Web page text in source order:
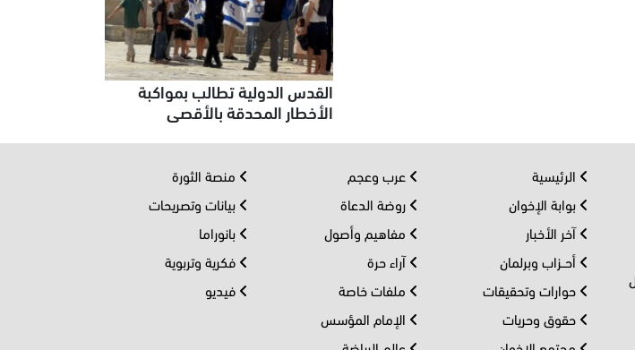
القدس الدولية تطالب بمواكبة
الأخطار المحدقة بالأقصى
الرئيسية
بوابة الإخوان
آخر الأخبار
أحــزاب وبرلمان
حوارات وتحقيقات
حقوق وحريات
عرب وعجم
روضة الدعاة
مفاهيم وأصول
آراء حرة
ملفات خاصة
الإمام المؤسس
منصة الثورة
بيانات وتصريحات
بانوراما
فكرية وتربوية
فيديو